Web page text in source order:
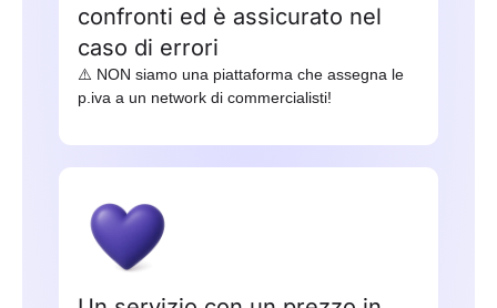
confronti ed è assicurato nel
caso di errori
⚠️ NON siamo una piattaforma che assegna le
p.iva a un network di commercialisti!